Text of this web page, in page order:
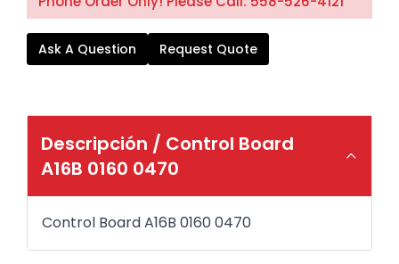
Ask A Question Request Quote
Descripción / Control Board
A16B 0160 0470
Control Board A16B 0160 0470